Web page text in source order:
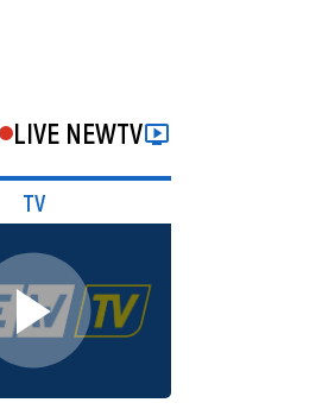
LIVE NEWTV
TV